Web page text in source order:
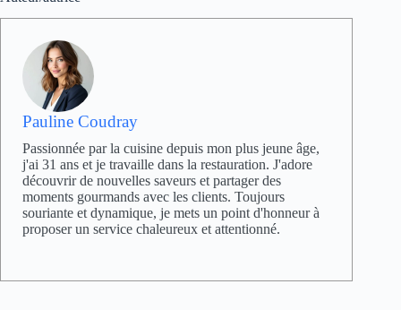
Pauline Coudray
Passionnée par la cuisine depuis mon plus jeune âge,
j'ai 31 ans et je travaille dans la restauration. J'adore
découvrir de nouvelles saveurs et partager des
moments gourmands avec les clients. Toujours
souriante et dynamique, je mets un point d'honneur à
proposer un service chaleureux et attentionné.